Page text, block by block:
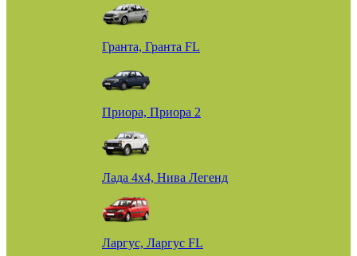
Гранта, Гранта FL
Приора, Приора 2
Лада 4х4, Нива Легенд
Ларгус, Ларгус FL